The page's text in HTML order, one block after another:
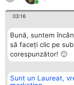
03:16
Bună, suntem
să faceți clic pe
corespunzător! 🙂
Sunt un Laureat,
Organizator Ranking